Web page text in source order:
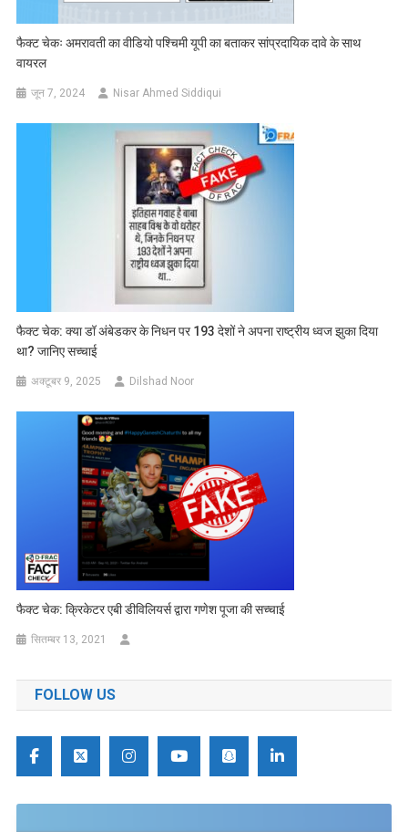
फैक्ट चेकः अमरावती का वीडियो पश्चिमी यूपी का बताकर सांप्रदायिक दावे के साथ
वायरल
जून 7, 2024 Nisar Ahmed Siddiqui
फैक्ट चेक: क्या डॉ अंबेडकर के निधन पर 193 देशों ने अपना राष्ट्रीय ध्वज झुका दिया
था? जानिए सच्चाई
अक्टूबर 9, 2025 Dilshad Noor
फैक्ट चेक: क्रिकेटर एबी डीविलियर्स द्वारा गणेश पूजा की सच्चाई
सितम्बर 13, 2021
FOLLOW US